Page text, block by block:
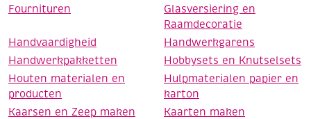
Fournituren
Glasversiering en
Raamdecoratie
Handvaardigheid
Handwerkgarens
Handwerkpakketten
Hobbysets en Knutselsets
Houten materialen en
producten
Hulpmaterialen papier en
karton
Kaarsen en Zeep maken
Kaarten maken